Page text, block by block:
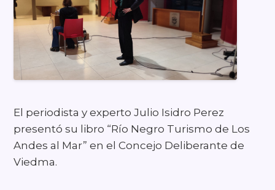
El periodista y experto Julio Isidro Perez
presentó su libro “Río Negro Turismo de Los
Andes al Mar” en el Concejo Deliberante de
Viedma.